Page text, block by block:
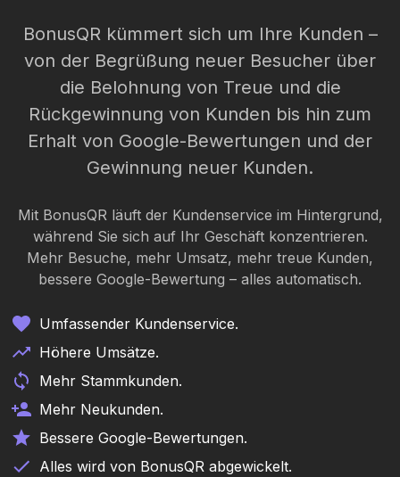
BonusQR kümmert sich um Ihre Kunden –
von der Begrüßung neuer Besucher über
die Belohnung von Treue und die
Rückgewinnung von Kunden bis hin zum
Erhalt von Google-Bewertungen und der
Gewinnung neuer Kunden.
Mit BonusQR läuft der Kundenservice im Hintergrund,
während Sie sich auf Ihr Geschäft konzentrieren.
Mehr Besuche, mehr Umsatz, mehr treue Kunden,
bessere Google-Bewertung – alles automatisch.
Umfassender Kundenservice.
Höhere Umsätze.
Mehr Stammkunden.
Mehr Neukunden.
Bessere Google-Bewertungen.
Alles wird von BonusQR abgewickelt.